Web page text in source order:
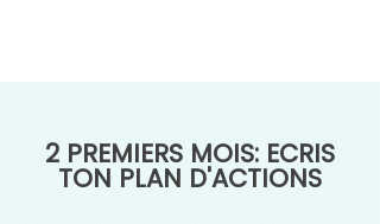
2 PREMIERS MOIS: ECRIS
TON PLAN D'ACTIONS